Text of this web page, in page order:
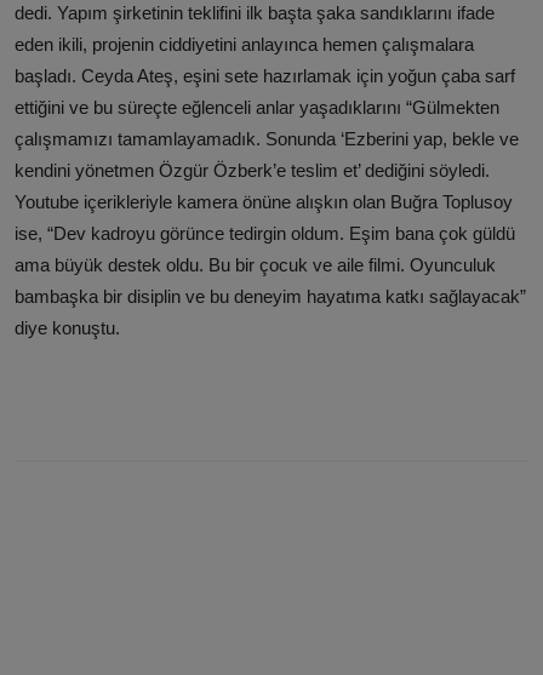
dedi. Yapım şirketinin teklifini ilk başta şaka sandıklarını ifade
eden ikili, projenin ciddiyetini anlayınca hemen çalışmalara
başladı. Ceyda Ateş, eşini sete hazırlamak için yoğun çaba sarf
ettiğini ve bu süreçte eğlenceli anlar yaşadıklarını “Gülmekten
çalışmamızı tamamlayamadık. Sonunda ‘Ezberini yap, bekle ve
kendini yönetmen Özgür Özberk’e teslim et’ dediğini söyledi.
Youtube içerikleriyle kamera önüne alışkın olan Buğra Toplusoy
ise, “Dev kadroyu görünce tedirgin oldum. Eşim bana çok güldü
ama büyük destek oldu. Bu bir çocuk ve aile filmi. Oyunculuk
bambaşka bir disiplin ve bu deneyim hayatıma katkı sağlayacak”
diye konuştu.